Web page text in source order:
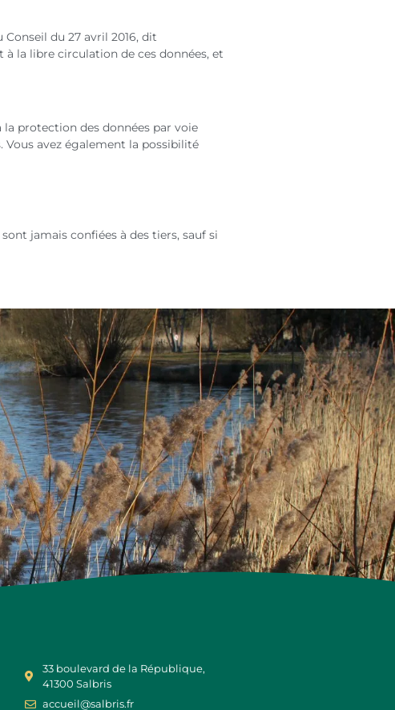
du 27 avril 2016, dit
la libre circulation de ces données, et
protection des données par voie
Vous avez également la possibilité
jamais confiées à des tiers, sauf si
33 boulevard de la République,
41300 Salbris
accueil@salbris.fr